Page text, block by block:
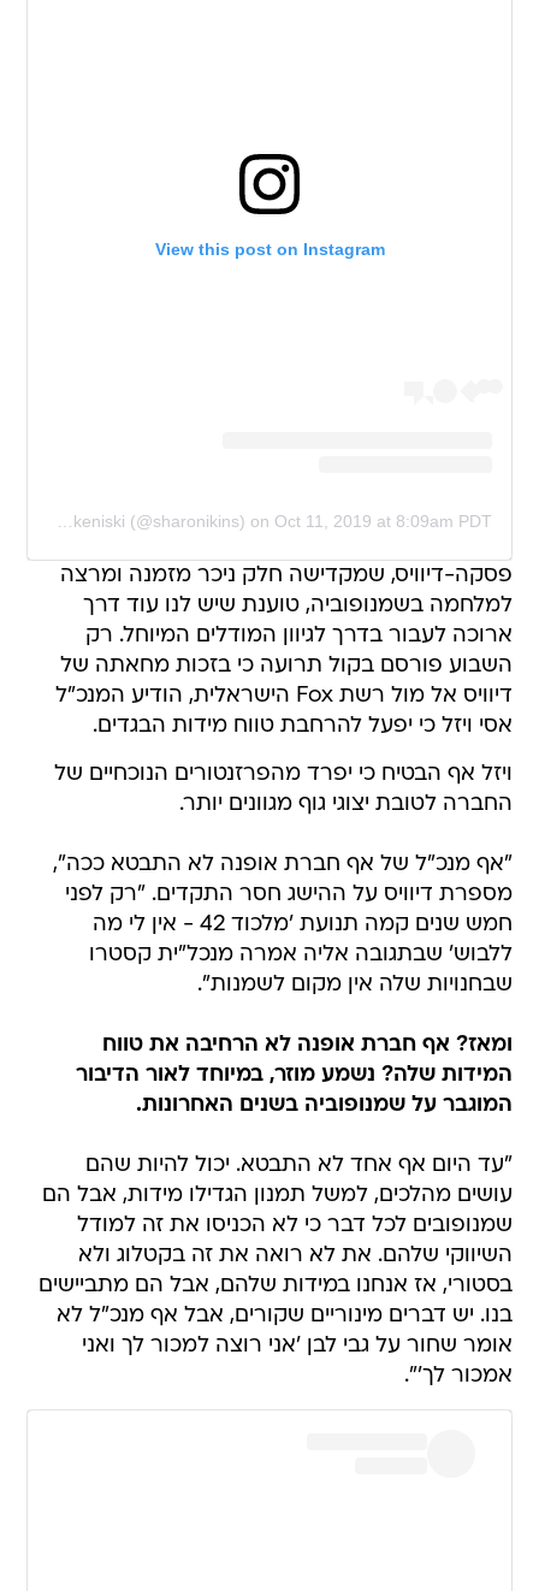
View this post on Instagram
A post shared by Sharon Trakeniski (@sharonikins) on Oct 11, 2019 at 8:09am PDT
פסקה-דיוויס, שמקדישה חלק ניכר מזמנה ומרצה
למלחמה בשמנופוביה, טוענת שיש לנו עוד דרך
ארוכה לעבור בדרך לגיוון המודלים המיוחל. רק
השבוע פורסם בקול תרועה כי בזכות מחאתה של
דיוויס אל מול רשת Fox הישראלית, הודיע המנכ"ל
אסי ויזל כי יפעל להרחבת טווח מידות הבגדים.
ויזל אף הבטיח כי יפרד מהפרזנטורים הנוכחיים של
החברה לטובת יצוגי גוף מגוונים יותר.
"אף מנכ"ל של אף חברת אופנה לא התבטא ככה",
מספרת דיוויס על ההישג חסר התקדים. "רק לפני
חמש שנים קמה תנועת 'מלכוד 42 - אין לי מה
ללבוש' שבתגובה אליה אמרה מנכל"ית קסטרו
שבחנויות שלה אין מקום לשמנות".
ומאז? אף חברת אופנה לא הרחיבה את טווח
המידות שלה? נשמע מוזר, במיוחד לאור הדיבור
המוגבר על שמנופוביה בשנים האחרונות.
"עד היום אף אחד לא התבטא. יכול להיות שהם
עושים מהלכים, למשל תמנון הגדילו מידות, אבל הם
שמנופובים לכל דבר כי לא הכניסו את זה למודל
השיווקי שלהם. את לא רואה את זה בקטלוג ולא
בסטורי, אז אנחנו במידות שלהם, אבל הם מתביישים
בנו. יש דברים מינוריים שקורים, אבל אף מנכ"ל לא
אומר שחור על גבי לבן 'אני רוצה למכור לך ואני
אמכור לך'".